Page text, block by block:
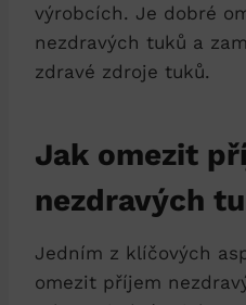
výrobcích. Je dobré
nezdravých tuků a
zdravé zdroje tuků.
Jak omezit
nezdravých
Jedním z klíčových
omezit příjem